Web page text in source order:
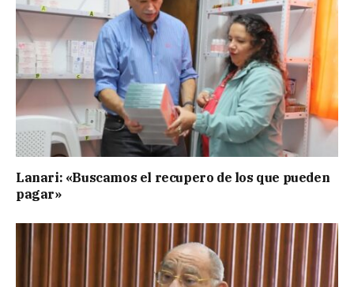
Lanari: «Buscamos el recupero de los que pueden
pagar»